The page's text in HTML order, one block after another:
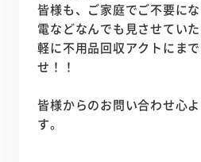
皆様も、ご家庭でご不要に
電などなんでも見させてい
軽に不用品回収アクトにま
せ！！
皆様からのお問い合わせ心
す。